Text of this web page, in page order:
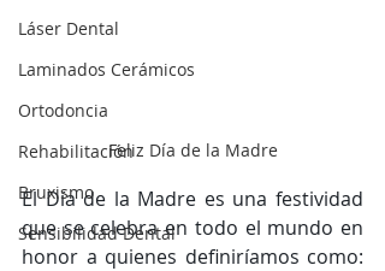
Láser Dental
Laminados Cerámicos
Ortodoncia
Rehabilitación
Bruxismo
Sensibilidad Dental
Feliz Día de la Madre
El Día de la Madre es una festividad
que se celebra en todo el mundo en
honor a quienes definiríamos como: